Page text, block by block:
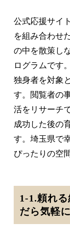
公式応援サイ
を組み合わせ
の中を散策し
ログラムです
独身者を対象
す。閲覧者の
活をリサーチ
成功した後の
す。埼玉県で
ぴったりの空
1-1.頼れ
だら気軽